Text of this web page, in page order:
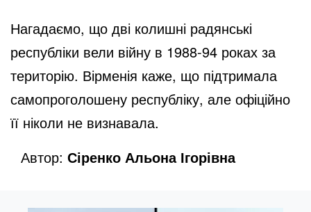
Нагадаємо, що дві колишні радянські
республіки вели війну в 1988-94 роках за
територію. Вірменія каже, що підтримала
самопроголошену республіку, але офіційно
її ніколи не визнавала.
Автор: Сіренко Альона Ігорівна